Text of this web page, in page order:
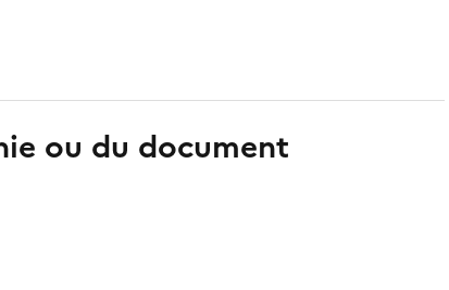
ou du document